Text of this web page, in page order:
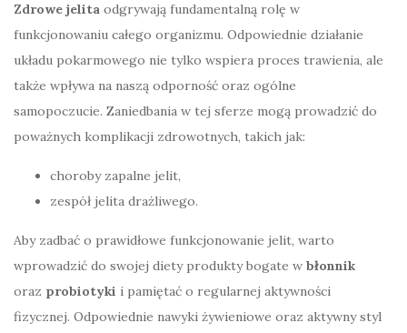
Zdrowe jelita odgrywają fundamentalną rolę w
funkcjonowaniu całego organizmu. Odpowiednie działanie
układu pokarmowego nie tylko wspiera proces trawienia, ale
także wpływa na naszą odporność oraz ogólne
samopoczucie. Zaniedbania w tej sferze mogą prowadzić do
poważnych komplikacji zdrowotnych, takich jak:
choroby zapalne jelit,
zespół jelita drażliwego.
Aby zadbać o prawidłowe funkcjonowanie jelit, warto
wprowadzić do swojej diety produkty bogate w błonnik
oraz probiotyki i pamiętać o regularnej aktywności
fizycznej. Odpowiednie nawyki żywieniowe oraz aktywny styl